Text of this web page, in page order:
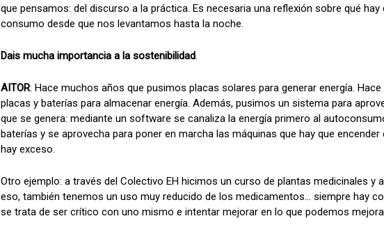
que pensamos: del discurso a la práctica. Es necesaria una reflexión sobre qué
consumo desde que nos levantamos hasta la noche.
Dais mucha importancia a la sostenibilidad.
AITOR: Hace muchos años que pusimos placas solares para generar energía.
placas y baterías para almacenar energía. Además, pusimos un sistema para
que se genera: mediante un software se canaliza la energía primero al
baterías y se aprovecha para poner en marcha las máquinas que hay que
hay exceso.
Otro ejemplo: a través del Colectivo EH hicimos un curso de plantas medicinales y
eso, también tenemos un uso muy reducido de los medicamentos... siempre hay
se trata de ser crítico con uno mismo e intentar mejorar en lo que podemos